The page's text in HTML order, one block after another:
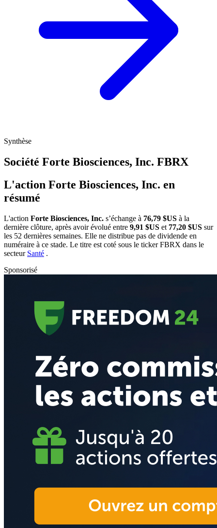
Synthèse
Société Forte Biosciences, Inc. FBRX
L'action Forte Biosciences, Inc. en
résumé
L'action Forte Biosciences, Inc. s’échange à 76,79 $US à la
dernière clôture, après avoir évolué entre 9,91 $US et 77,20 $US sur
les 52 dernières semaines. Elle ne distribue pas de dividende en
numéraire à ce stade. Le titre est coté sous le tickerFBRX dans le
secteur Santé .
Sponsorisé